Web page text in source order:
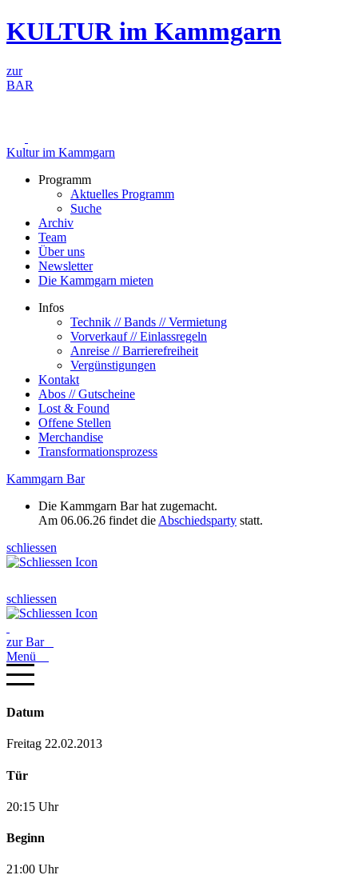
Zum
Inhalt
KULTUR im Kammgarn
zur
BAR
Kultur im Kammgarn
Programm
Aktuelles Programm
Suche
Archiv
Team
Über uns
Newsletter
Die Kammgarn mieten
Infos
Technik // Bands // Vermietung
Vorverkauf // Einlassregeln
Anreise // Barrierefreiheit
Vergünstigungen
Kontakt
Abos // Gutscheine
Lost & Found
Offene Stellen
Merchandise
Transformationsprozess
Kammgarn Bar
Die Kammgarn Bar hat zugemacht.
Am 06.06.26 findet die Abschiedsparty statt.
schliessen
schliessen
zur Bar
Menü
Datum
Freitag 22.02.2013
Tür
20:15 Uhr
Beginn
21:00 Uhr